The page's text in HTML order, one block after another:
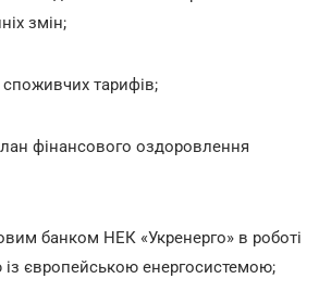
змін;
споживчих тарифів;
фінансового оздоровлення
банком НЕК «Укренерго» в роботі
із європейською енергосистемою;